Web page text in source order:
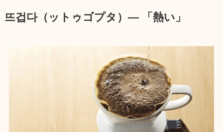
뜨겁다（ットゥゴプタ）― 「熱い」